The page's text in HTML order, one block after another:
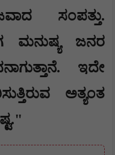
ಸಂಪತ್ತು.
ಮನುಷ್ಯ ಜನರ
ಇದೇ
ಅತ್ಯಂತ